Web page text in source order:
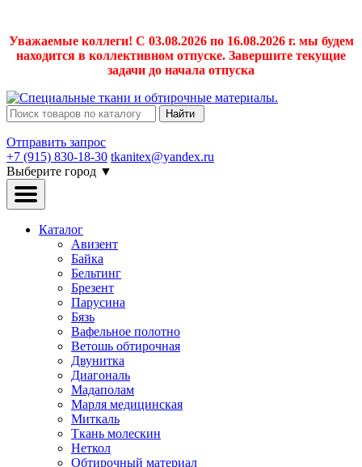
Уважаемые коллеги! С 03.08.2026 по 16.08.2026 г. мы будем
находится в коллективном отпуске. Завершите текущие
задачи до начала отпуска
Найти
Отправить запрос
+7 (915) 830-18-30 tkanitex@yandex.ru
Выберите город ▼
Каталог
Авизент
Байка
Бельтинг
Брезент
Парусина
Бязь
Вафельное полотно
Ветошь обтирочная
Двунитка
Диагональ
Мадаполам
Марля медицинская
Миткаль
Ткань молескин
Неткол
Обтирочный материал